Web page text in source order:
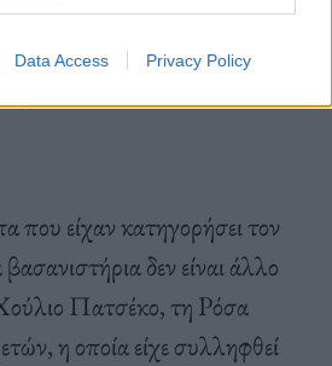
Data Access Privacy Policy
λόγω της συνήθειάς του να
χέρι του σαν καουμπόι, ο
είχαν κατηγορήσει τον
δεν είναι άλλο
Πατσέκο, τη Ρόσα
η οποία είχε συλληφθεί